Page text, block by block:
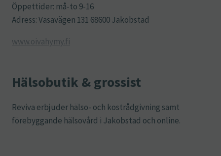
Öppettider: må-to 9-16
Adress: Vasavägen 131 68600 Jakobstad
www.oivahymy.fi
Hälsobutik & grossist
Reviva erbjuder hälso- och kostrådgivning samt
förebyggande hälsovård i Jakobstad och online.